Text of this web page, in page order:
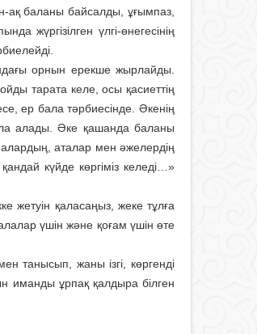
ақ баланы байсалды, ұғымпаз,
жүргізілген үлгі-өнегесінің
орнын ерекше жырлайды.
тарата келе, осы қасиеттің
ер бала тәрбиесінде. Әкенің
алады. Әке қашанда баланы
аталар мен әжелердің
күйде көргіміз келеді…»
жетуін қаласаңыз, жеке тұлға
үшін және қоғам үшін өте
танысып, жаны ізгі, көргенді
иманды ұрпақ қалдыра білген